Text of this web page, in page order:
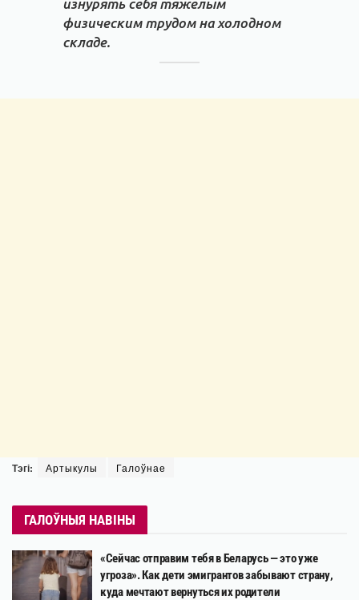
изнурять себя тяжёлым
физическим трудом на холодном
складе.
Тэгі: Артыкулы Галоўнае
ГАЛОЎНЫЯ НАВІНЫ
«Сейчас отправим тебя в Беларусь — это уже
угроза». Как дети эмигрантов забывают страну,
куда мечтают вернуться их родители